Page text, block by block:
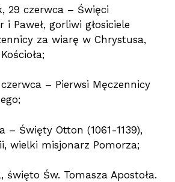
29 czerwca – Święci
i Paweł, gorliwi głosiciele
za wiarę w Chrystusa,
– Pierwsi Męczennicy
– Święty Otton (1061-1139),
wielki misjonarz Pomorza;
Św. Tomasza Apostoła.